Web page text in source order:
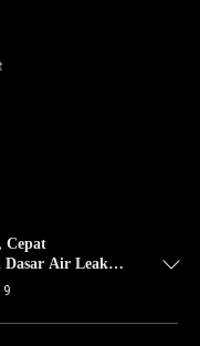
Cepat
Dasar Air Leak